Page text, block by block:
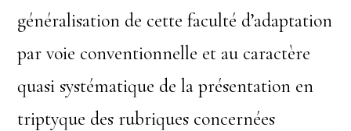
généralisation de cette faculté d’adaptation
par voie conventionnelle et au caractère
quasi systématique de la présentation en
triptyque des rubriques concernées